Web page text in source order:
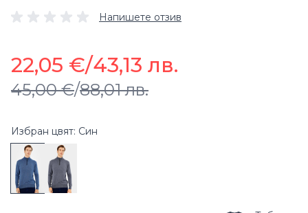
Напишете отзив
45,00 €/88,01 лв.
22,05 €/43,13 лв.
Избран цвят: Син